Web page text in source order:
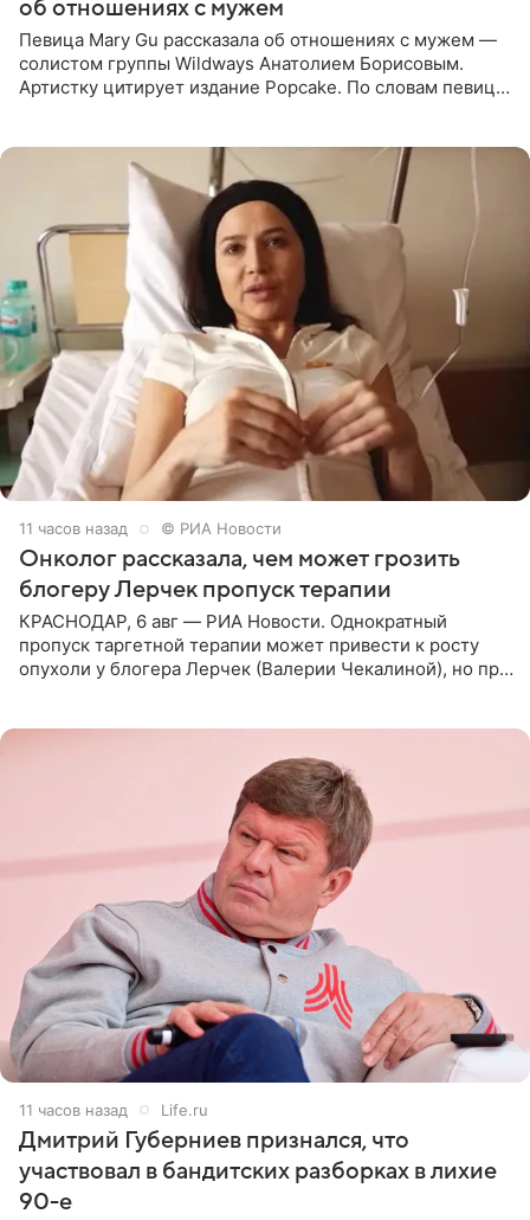
об отношениях с мужем
Певица Mary Gu рассказала об отношениях с мужем —
солистом группы Wildways Анатолием Борисовым.
Артистку цитирует издание Popcake. По словам певицы,
11 часов назад © РИА Новости
Онколог рассказала, чем может грозить
блогеру Лерчек пропуск терапии
КРАСНОДАР, 6 авг — РИА Новости. Однократный
пропуск таргетной терапии может привести к росту
опухоли у блогера Лерчек (Валерии Чекалиной), но при
11 часов назад Life.ru
Дмитрий Губерниев признался, что
участвовал в бандитских разборках в лихие
90-е